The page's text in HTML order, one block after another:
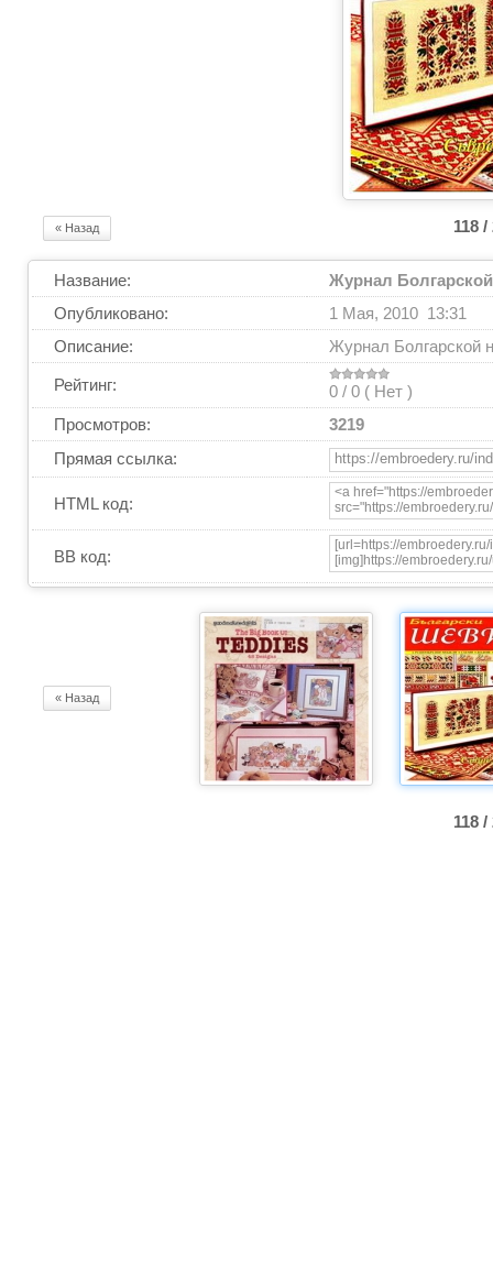
« Назад 118 /
Название:
Журнал
Опубликовано:
1 Мая, 2010 13:31
Описание:
Журнал Болгарской
Рейтинг: 0 / 0 ( Нет )
Просмотров:
3219
Прямая ссылка:
HTML код:
BB код:
« Назад
118 /